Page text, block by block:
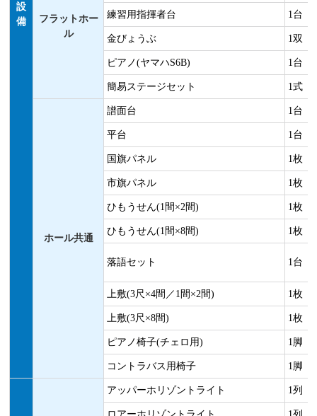
設
備
フラットホー
ル
練習用指揮者台 1台
金びょうぶ 1双
ピアノ(ヤマハS6B) 1台
簡易ステージセット 1式
ホール共通
譜面台 1台
平台 1台
国旗パネル 1枚
市旗パネル 1枚
ひもうせん(1間×2間) 1枚
ひもうせん(1間×8間) 1枚
落語セット 1台
上敷(3尺×4間／1間×2間) 1枚
上敷(3尺×8間) 1枚
ピアノ椅子(チェロ用) 1脚
コントラバス用椅子 1脚
アッパーホリゾントライト 1列
ロアーホリゾントライト 1列